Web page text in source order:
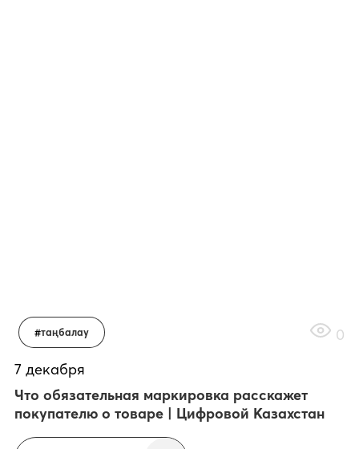
таңбалау
0
7 декабря
Что обязательная маркировка расскажет
покупателю о товаре | Цифровой Казахстан